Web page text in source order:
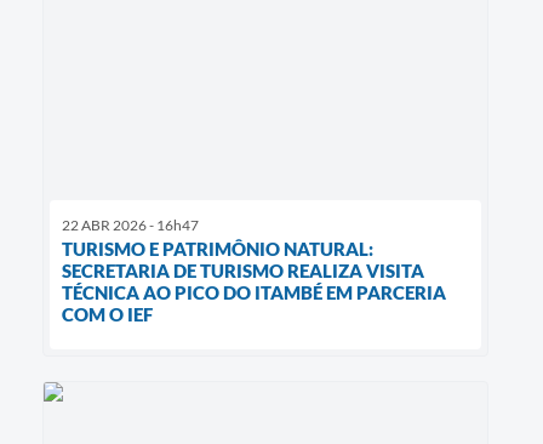
22 ABR 2026 - 16h47
TURISMO E PATRIMÔNIO NATURAL:
SECRETARIA DE TURISMO REALIZA VISITA
TÉCNICA AO PICO DO ITAMBÉ EM PARCERIA
COM O IEF